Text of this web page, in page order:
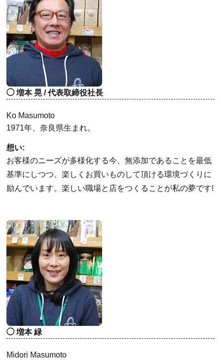
増本 晃 / 代表取締役社長
Ko Masumoto
1971年、奈良県生まれ。
想い:
お客様のニーズが多様化する今、無添加であることを最低
基準にしつつ、楽しくお買いものして頂ける環境づくりに
励んでいます。楽しい職場と店をつくることが私の夢です!
増本 緑
Midori Masumoto